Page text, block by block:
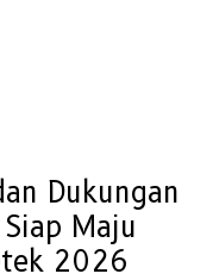
Dukungan
Maju
2026